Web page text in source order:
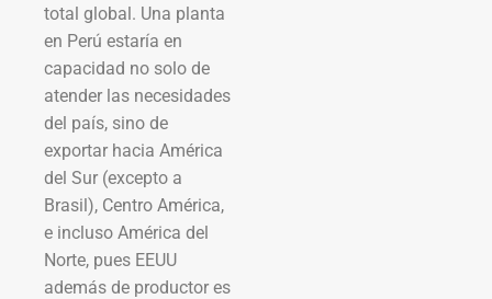
total global. Una planta
en Perú estaría en
capacidad no solo de
atender las necesidades
del país, sino de
exportar hacia América
del Sur (excepto a
Brasil), Centro América,
e incluso América del
Norte, pues EEUU
además de productor es